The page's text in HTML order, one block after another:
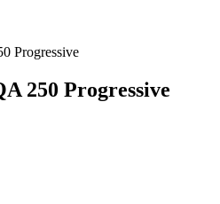
Progressive
250 Progressive